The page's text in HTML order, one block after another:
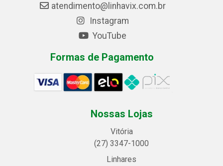
atendimento@linhavix.com.br
Instagram
YouTube
Formas de Pagamento
Nossas Lojas
Vitória
(27) 3347-1000
Linhares